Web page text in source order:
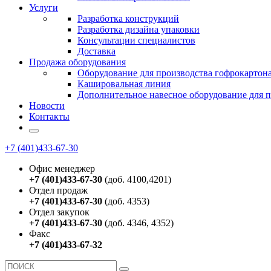
Услуги
Разработка конструкций
Разработка дизайна упаковки
Консультации специалистов
Доставка
Продажа оборудования
Оборудование для производства гофрокартона
Кашировальная линия
Дополнительное навесное оборудование для
Новости
Контакты
+7 (401)433-67-30
Офис менеджер
+7 (401)433-67-30 (доб. 4100,4201)
Отдел продаж
+7 (401)433-67-30 (доб. 4353)
Отдел закупок
+7 (401)433-67-30 (доб. 4346, 4352)
Факс
+7 (401)433-67-32